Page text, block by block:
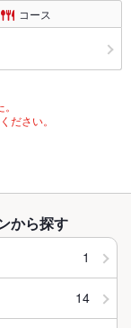
コース
ださい。
から探す
1
14